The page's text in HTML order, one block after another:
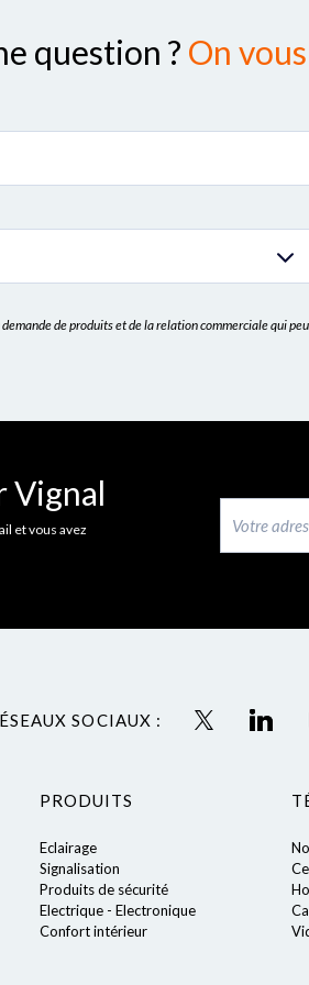
question ? On
de produits et de la relation commerciale qui
Vignal
et vous avez
SOCIAUX :
PRODUITS
Eclairage
Signalisation
Produits de sécurité
Electrique - Electronique
Confort intérieur